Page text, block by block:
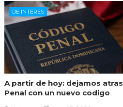
DE INTERÉS
A partir de hoy: dejamos
Penal con un nuevo codigo